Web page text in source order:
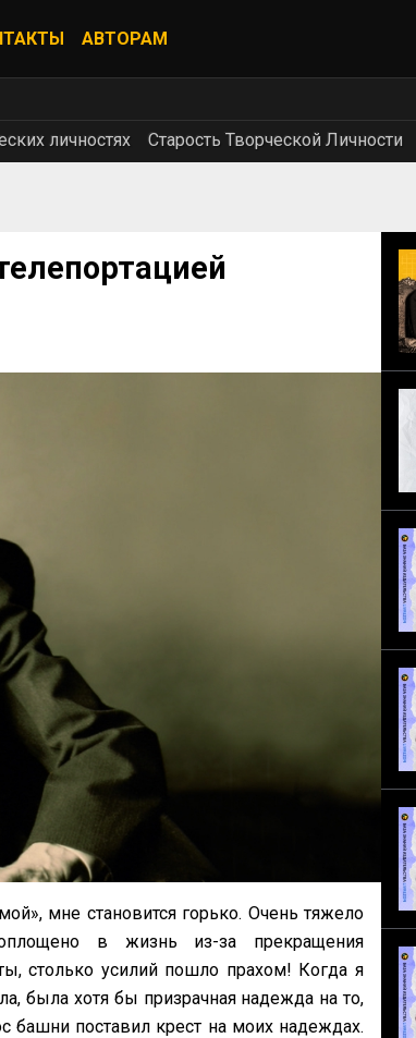
АВТОРАМ
личностях Старость Творческой Личности
мне становится горько. Очень тяжело
в жизнь из-за прекращения
столько усилий пошло прахом! Когда я
была хотя бы призрачная надежда на то,
башни поставил крест на моих надеждах.